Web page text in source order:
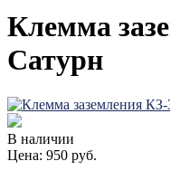
Клемма
Сатурн
В наличии
Цена: 950 руб.